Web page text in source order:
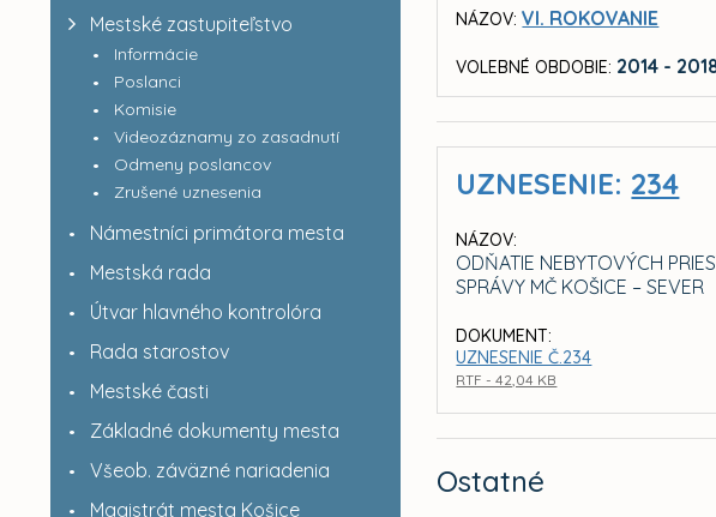
Mestské zastupiteľstvo
Informácie
Poslanci
Komisie
Videozáznamy zo zasadnutí
Odmeny poslancov
Zrušené uznesenia
Námestníci primátora mesta
Mestská rada
Útvar hlavného kontrolóra
Rada starostov
Mestské časti
Základné dokumenty mesta
Všeob. záväzné nariadenia
Magistrát mesta Košice
NÁZOV: VI. ROKOVANIE
VOLEBNÉ OBDOBIE: 2014 -
UZNESENIE: 234
NÁZOV:
ODŇATIE NEBYTOVÝCH
SPRÁVY MČ KOŠICE – SEVER
DOKUMENT:
UZNESENIE Č.234
RTF - 42,04 KB
Ostatné